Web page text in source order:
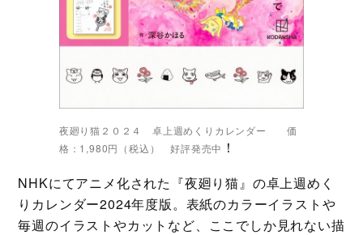
夜廻り猫２０２４ 卓上週めくりカレンダー 価
格：1,980円（税込） 好評発売中 ！
NHKにてアニメ化された『夜廻り猫』の卓上週めく
りカレンダー2024年度版。表紙のカラーイラストや
毎週のイラストやカットなど、ここでしか見れない描